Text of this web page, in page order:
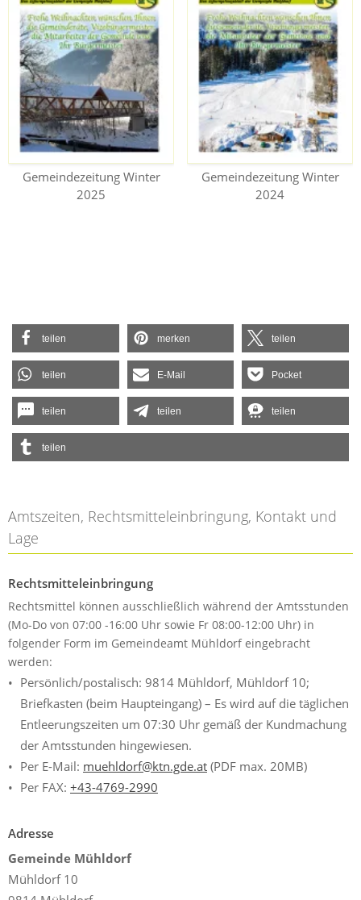
Gemeindezeitung Winter
2025
Gemeindezeitung Winter
2024
teilen merken teilen
teilen E-Mail Pocket
teilen teilen teilen
teilen
Amtszeiten, Rechtsmitteleinbringung, Kontakt und
Lage
Rechtsmitteleinbringung
Rechtsmittel können ausschließlich während der Amtsstunden
(Mo-Do von 07:00 -16:00 Uhr sowie Fr 08:00-12:00 Uhr) in
folgender Form im Gemeindeamt Mühldorf eingebracht
werden:
Persönlich/postalisch: 9814 Mühldorf, Mühldorf 10;
Briefkasten (beim Haupteingang) – Es wird auf die täglichen
Entleerungszeiten um 07:30 Uhr gemäß der Kundmachung
der Amtsstunden hingewiesen.
Per E-Mail: muehldorf@ktn.gde.at (PDF max. 20MB)
Per FAX: +43-4769-2990
Adresse
Gemeinde Mühldorf
Mühldorf 10